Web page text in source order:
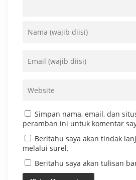
Simpan nama, email, dan
peramban ini untuk komentar
Beritahu saya akan tindak
melalui surel.
Beritahu saya akan tulisan